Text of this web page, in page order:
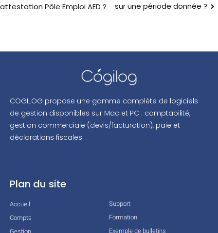
attestation Pôle Emploi AED ?
sur une période donnée ?
COGILOG propose une gamme complète de logiciels
de gestion disponibles sur Mac et PC : comptabilité,
gestion commerciale (devis/facturation), paie et
déclarations fiscales.
Plan du site
Accueil
Compta
Gestion
Support
Formation
Exemple de bulletins